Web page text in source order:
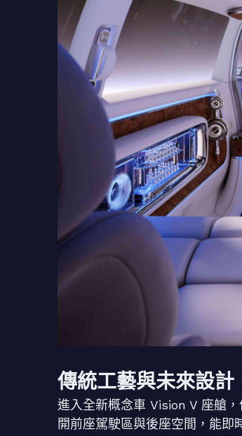
傳統工藝與未來設
進入全新概念車 Vision V 座艙
開前座駕駛區與後座空間，能